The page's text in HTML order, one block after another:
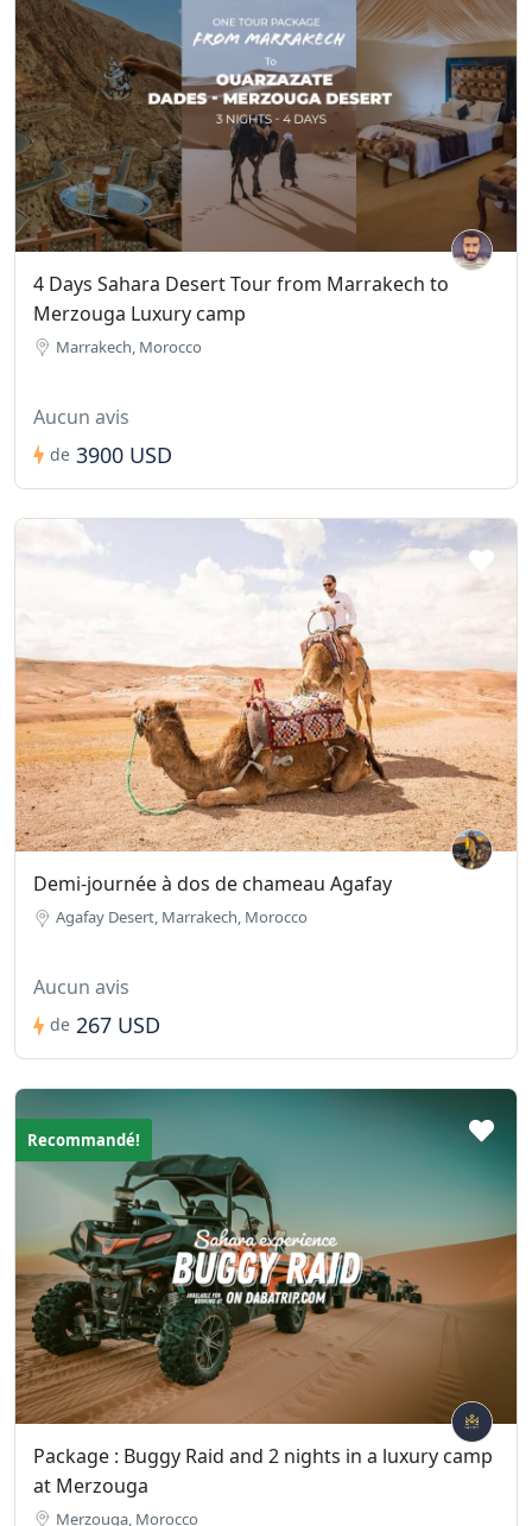
4 Days Sahara Desert Tour from Marrakech to
Merzouga Luxury camp
Marrakech, Morocco
Aucun avis
de 3900 USD
Demi-journée à dos de chameau Agafay
Agafay Desert, Marrakech, Morocco
Aucun avis
de 267 USD
Recommandé!
Package : Buggy Raid and 2 nights in a luxury camp
at Merzouga
Merzouga, Morocco